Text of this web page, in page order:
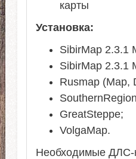
карты
Установка:
SibirMap 2.3.1
SibirMap 2.3.1
Rusmap (Map,
GreatSteppe;
VolgaMap.
Необходимые ДЛС-